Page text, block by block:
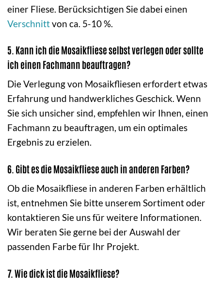
einer Fliese. Berücksichtigen Sie dabei einen
Verschnittvon ca. 5-10 %.
5. Kann ich die Mosaikfliese selbst verlegen oder sollte
ich einen Fachmann beauftragen?
Die Verlegung von Mosaikfliesen erfordert etwas
Erfahrung und handwerkliches Geschick. Wenn
Sie sich unsicher sind, empfehlen wir Ihnen, einen
Fachmann zu beauftragen, um ein optimales
Ergebnis zu erzielen.
6. Gibt es die Mosaikfliese auch in anderen Farben?
Ob die Mosaikfliese in anderen Farben erhältlich
ist, entnehmen Sie bitte unserem Sortiment oder
kontaktieren Sie uns für weitere Informationen.
Wir beraten Sie gerne bei der Auswahl der
passenden Farbe für Ihr Projekt.
7. Wie dick ist die Mosaikfliese?